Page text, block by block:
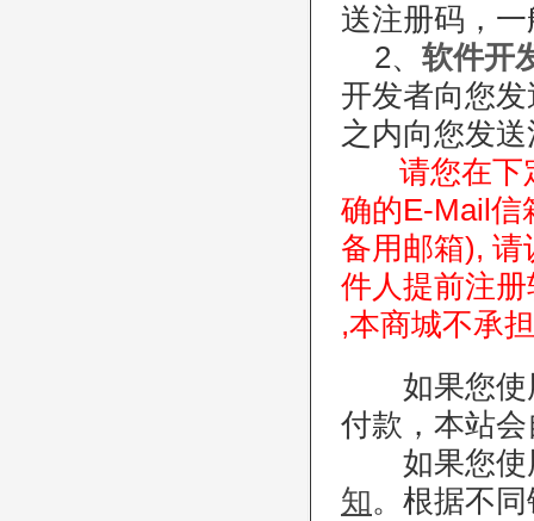
送注册码，
2、 软件开
开发者向您
之内向您发
请您在下
确的E-Mail信
备用邮箱),
件人提前注
,本商城不承
如果您使用
付款，本站
如果您使
知。根据不